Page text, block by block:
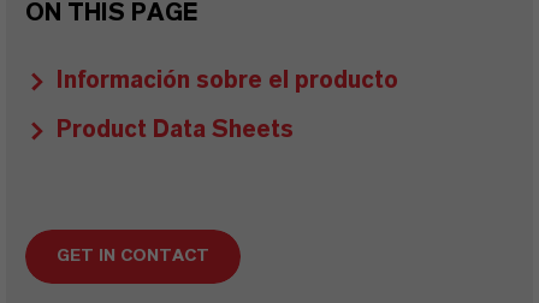
ON THIS PAGE
Información sobre el producto
Product Data Sheets
GET IN CONTACT